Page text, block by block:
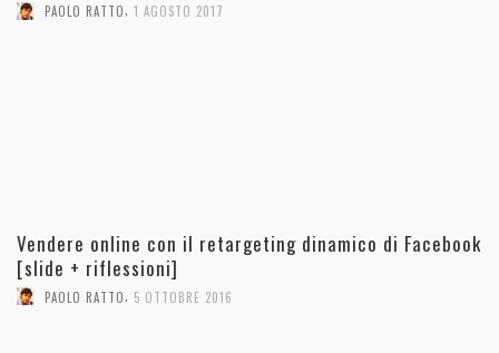
PAOLO RATTO 1 AGOSTO 2017
Vendere online con il retargeting dinamico di Facebook
[slide + riflessioni]
PAOLO RATTO 5 OTTOBRE 2016